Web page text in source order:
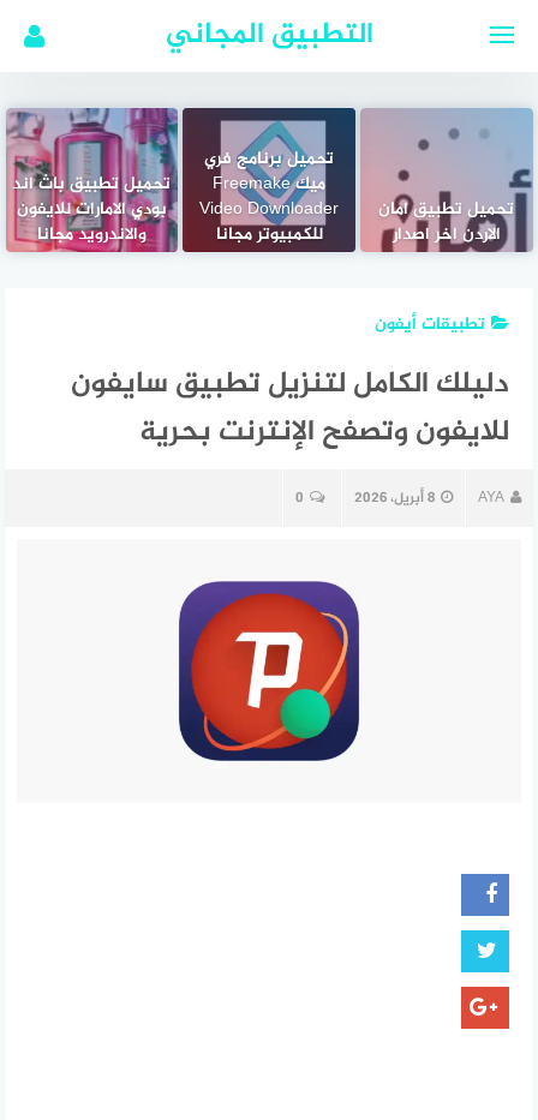
التطبيق المجاني
تحميل تطبيق امان
الاردن اخر اصدار
تحميل برنامج فري
ميك Freemake
Video Downloader
للكمبيوتر مجانا
تحميل تطبيق باث اند
بودي الامارات للايفون
والاندرويد مجانا
تطبيقات أيفون
دليلك الكامل لتنزيل تطبيق سايفون
للايفون وتصفح الإنترنت بحرية
AYA 8 أبريل، 2026 0